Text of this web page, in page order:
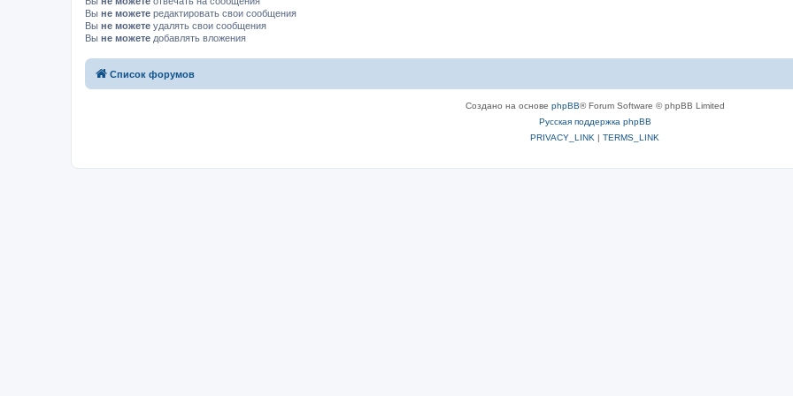
Вы не можете редактировать свои сообщения
Вы не можете удалять свои сообщения
Вы не можете добавлять вложения
Список форумов
Создано на основе phpBB® Forum Software © phpBB Limited
Русская поддержка phpBB
PRIVACY_LINK | TERMS_LINK